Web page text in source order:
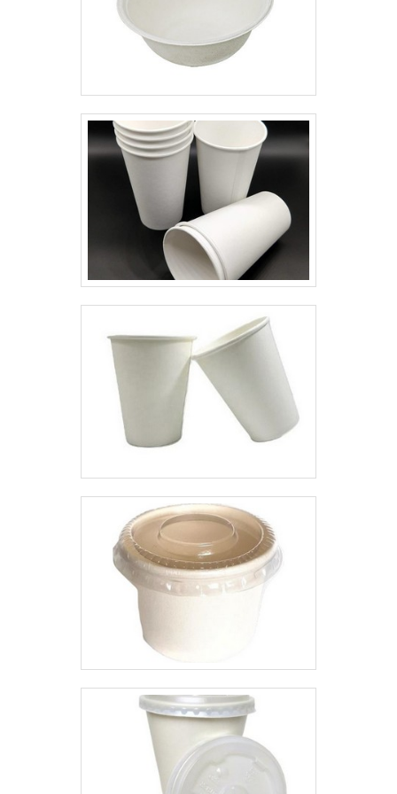
cliente uma estrutura com
escritório de alta qualidade onde
são realizadas as atividades e
todas as demandas, tudo para
garantir embalagens plásticas
personalizadas SP com
excelente custo-benefício.Há
muitas maneiras eficientes de
uma empresa demonstrar
competência, excelência e
destaque em uma área de
atuação. A Plásticos Araken se
Soluções eficazes para todo tipo
de embalagens plásticas;
Atendimento de forma
personalizada para cada cliente;
Escritório de alta qualidade onde
são realizadas as
sobre embalagens plásticas
personalizadas SP, sempre deve-
se buscar uma empresa que
tenha produtos e serviços com
ótima qualidade e assertividade,
pontos importantes que ficam de
fora no planejamento de
empresas que visam apenas o
lucro, deixando a desejar nos
motivos que a Plásticos Araken é
uma empresa comprometida
com seus serviços quando
tratamos do segmento de
fabricação de embalagens